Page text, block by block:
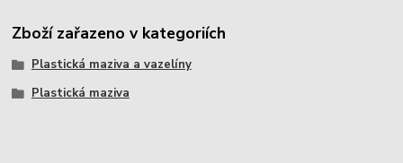
Zboží zařazeno v kategoriích
Plastická maziva a vazelíny
Plastická maziva